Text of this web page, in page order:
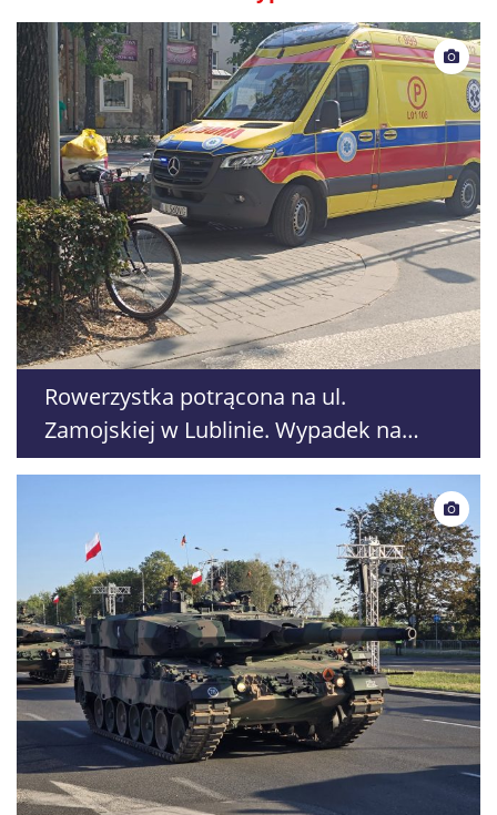
Rowerzystka potrącona na ul.
Zamojskiej w Lublinie. Wypadek na
przejeździe dla rowerów